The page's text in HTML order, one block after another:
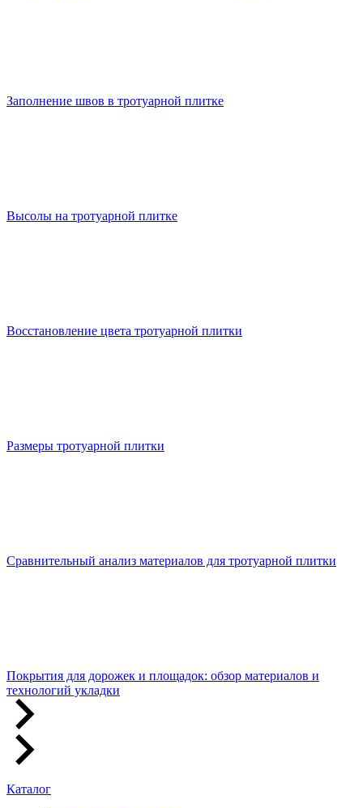
Заполнение швов в тротуарной плитке
Высолы на тротуарной плитке
Восстановление цвета тротуарной плитки
Размеры тротуарной плитки
Сравнительный анализ материалов для тротуарной плитки
Покрытия для дорожек и площадок: обзор материалов и
технологий укладки
Каталог